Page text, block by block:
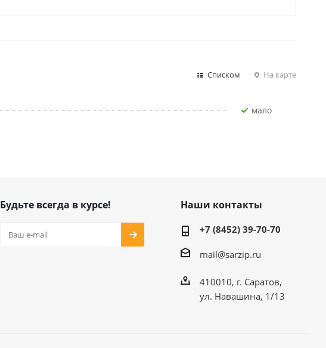
Списком На карте
Мало
Будьте всегда в курсе! Наши контакты
+7 (8452) 39-70-70
mail@sarzip.ru
410010, г. Саратов,
ул. Навашина, 1/13